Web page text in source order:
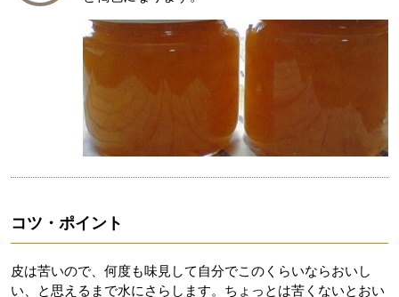
コツ・ポイント
皮は苦いので、何度も味見して自分でこのくらいならおいし
い、と思えるまで水にさらします。ちょっとは苦くないとおい